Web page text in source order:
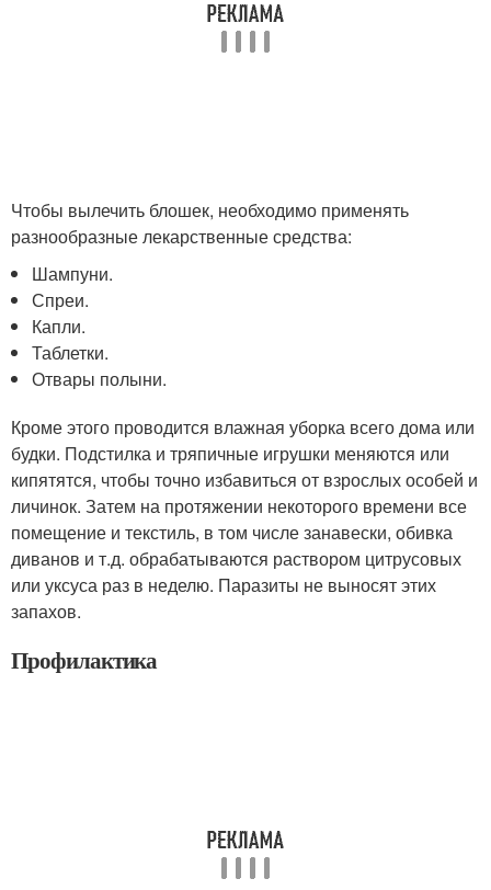
Чтобы вылечить блошек, необходимо применять
разнообразные лекарственные средства:
Шампуни.
Спреи.
Капли.
Таблетки.
Отвары полыни.
Кроме этого проводится влажная уборка всего дома или
будки. Подстилка и тряпичные игрушки меняются или
кипятятся, чтобы точно избавиться от взрослых особей и
личинок. Затем на протяжении некоторого времени все
помещение и текстиль, в том числе занавески, обивка
диванов и т.д. обрабатываются раствором цитрусовых
или уксуса раз в неделю. Паразиты не выносят этих
запахов.
Профилактика